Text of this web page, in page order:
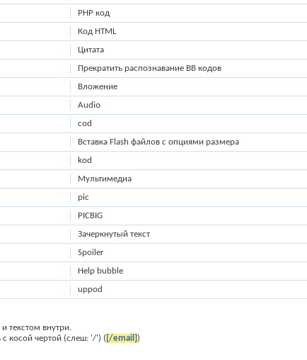
PHP код
Код HTML
Цитата
Прекратить распознавание BB кодов
Вложение
Audio
cod
Вставка Flash файлов с опциями размера
kod
Мультимедиа
pic
PICBIG
Зачеркнутый текст
Spoiler
Help bubble
uppod
текстом внутри.
косой чертой (слеш: '/') ( [/email])